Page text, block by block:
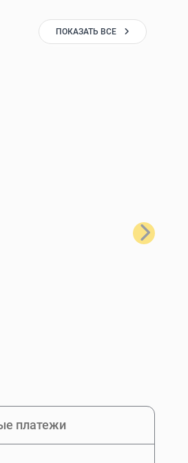
ПОКАЗАТЬ ВСЕ
Далее
платежи